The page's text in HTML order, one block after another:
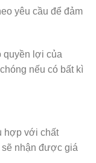
yêu cầu để đảm
quyền lợi của
nếu có bất kì
hợp với chất
sẽ nhận được giá